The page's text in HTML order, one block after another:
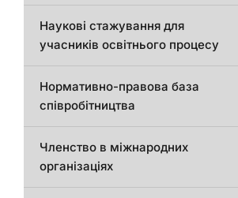
Наукові стажування для
учасників освітнього процесу
Нормативно-правова база
співробітництва
Членство в міжнародних
організаціях